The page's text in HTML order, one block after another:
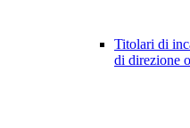
Titolari di
di direzione